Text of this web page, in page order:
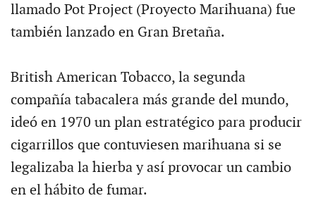
llamado Pot Project (Proyecto Marihuana) fue
también lanzado en Gran Bretaña.
British American Tobacco, la segunda
compañía tabacalera más grande del mundo,
ideó en 1970 un plan estratégico para producir
cigarrillos que contuviesen marihuana si se
legalizaba la hierba y así provocar un cambio
en el hábito de fumar.